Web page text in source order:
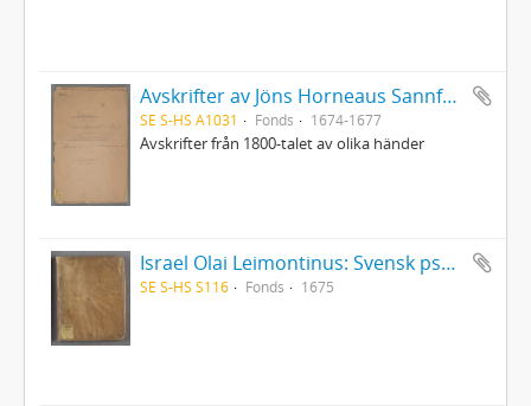
Avskrifter av Jöns Horneaus Sannfärdig berättelse om det för 100 år sedan förlupna grufverliga Trolldoms-Oväsendet i Sverige och Martin Brunnerus Betänkande om trolldomsväsendet
SE S-HS A1031 Fonds 1674-1677
Avskrifter från 1800-talet av olika händer
Israel Olai Leimontinus: Svensk psalmbok med sångnoter
SE S-HS S116 Fonds 1675